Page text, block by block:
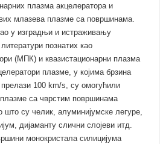
плазма акцелератора и
млазева плазме са површинама.
у изградњи и истраживању
познатих као
(МПК) и квазистационарни плазма
плазме, у којима брзина
100 km/s, су омогућили
са чврстим површинама
што су челик, алуминијумске легуре,
дијаманту слични слојеви итд.
монокристала силицијума